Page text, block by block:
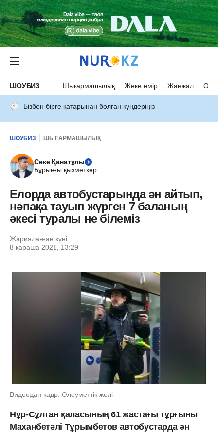
ШОУБИЗ Шығармашылық Жеке өмір Жанжал
Бізбен бірге қатарынан болған күндеріңіз
ШОУБИЗ ШЫҒАРМАШЫЛЫҚ
Сәке Қанатұлы
Бұрынғы қызметкер
Елорда автобустарында ән айтып,
нәпақа тауып жүрген 7 баланың
әкесі туралы не білеміз
Жарияланған күні:
8 қараша 2021, 13:29
Видеодан кадр: Әлеуметтік желі
Нұр-Сұлтан қаласының 61 жастағы тұрғыны
Маханбетәлі Тұрымбетов автобустарда ән